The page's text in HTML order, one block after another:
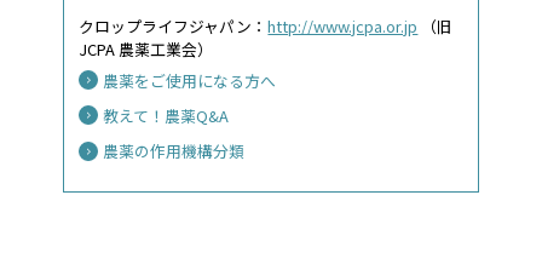
クロップライフジャパン：http://www.jcpa.or.jp （旧
JCPA 農薬工業会）
農薬をご使用になる方へ
教えて！農薬Q&A
農薬の作用機構分類